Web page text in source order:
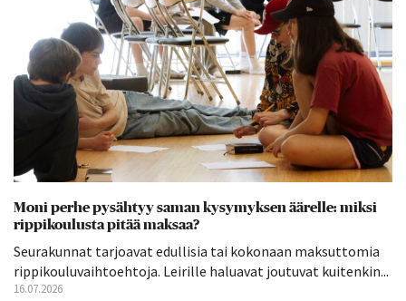
Moni perhe pysähtyy saman kysymyksen äärelle: miksi
rippikoulusta pitää maksaa?
Seurakunnat tarjoavat edullisia tai kokonaan maksuttomia
rippikouluvaihtoehtoja. Leirille haluavat joutuvat kuitenkin...
16.07.2026